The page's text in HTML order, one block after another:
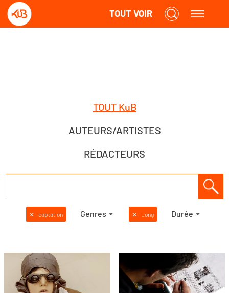
TOUT VOIR
TOUT KuB
AUTEURS/ARTISTES
RÉDACTEURS
✕ captation Genres ✕ Long Durée